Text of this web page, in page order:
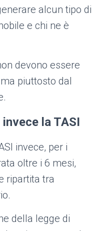
alcun tipo di
e chi ne è
devono essere
piuttosto dal
la TASI
invece, per i
oltre i 6 mesi,
ripartita tra
della legge di